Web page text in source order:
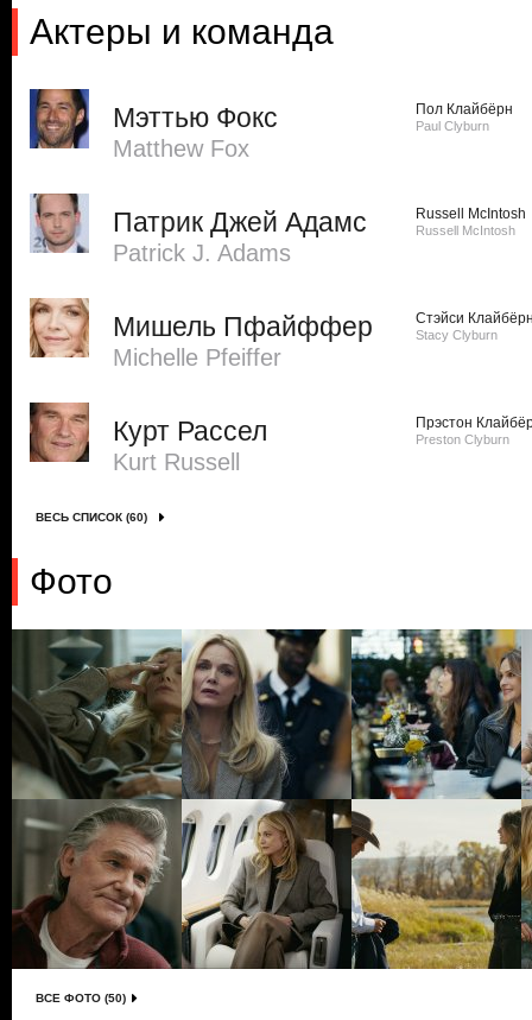
Актеры и команда
Мэттью Фокс
Matthew Fox
Пол Клайбёрн
Paul Clyburn
Патрик Джей Адамс
Patrick J. Adams
Russell McIntosh
Russell McIntosh
Мишель Пфайффер
Michelle Pfeiffer
Стэйси
Stacy Clyburn
Курт Рассел
Kurt Russell
Прэстон
Preston Clyburn
ВЕСЬ СПИСОК (60)
Фото
ВСЕ ФОТО (50)